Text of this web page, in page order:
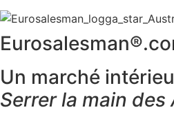
Un marché
Serrer la main